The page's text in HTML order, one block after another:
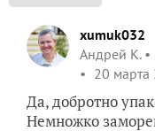
xumuk032
Андрей К.
20
Да, добротно
Немножко